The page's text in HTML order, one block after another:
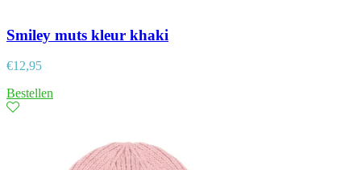
Smiley muts kleur khaki
€12,95
Bestellen